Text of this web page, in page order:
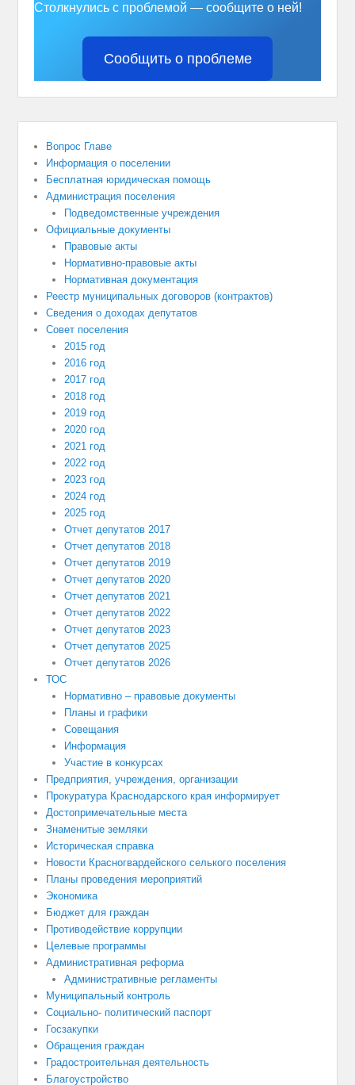
Столкнулись с проблемой — сообщите о ней!
Сообщить о проблеме
Вопрос Главе
Информация о поселении
Бесплатная юридическая помощь
Администрация поселения
Подведомственные учреждения
Официальные документы
Правовые акты
Нормативно-правовые акты
Нормативная документация
Реестр муниципальных договоров (контрактов)
Сведения о доходах депутатов
Совет поселения
2015 год
2016 год
2017 год
2018 год
2019 год
2020 год
2021 год
2022 год
2023 год
2024 год
2025 год
Отчет депутатов 2017
Отчет депутатов 2018
Отчет депутатов 2019
Отчет депутатов 2020
Отчет депутатов 2021
Отчет депутатов 2022
Отчет депутатов 2023
Отчет депутатов 2025
Отчет депутатов 2026
ТОС
Нормативно – правовые документы
Планы и графики
Совещания
Информация
Участие в конкурсах
Предприятия, учреждения, организации
Прокуратура Краснодарского края информирует
Достопримечательные места
Знаменитые земляки
Историческая справка
Новости Красногвардейского селького поселения
Планы проведения мероприятий
Экономика
Бюджет для граждан
Противодействие коррупции
Целевые программы
Административная реформа
Административные регламенты
Муниципальный контроль
Социально- политический паспорт
Госзакупки
Обращения граждан
Градостроительная деятельность
Благоустройство